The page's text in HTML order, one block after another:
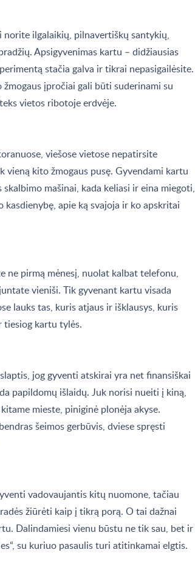
ilgalaikių, pilnavertiškų santykių,
Apsigyvenimas kartu – didžiausias
stačia galva ir tikrai nepasigailėsite.
įpročiai gali būti suderinami su
vietos ribotoje erdvėje.
viešose vietose nepatirsite
kito žmogaus pusę. Gyvendami kartu
mašinai, kada keliasi ir eina miegoti,
apie ką svajoja ir ko apskritai
ne pirmą mėnesį, nuolat kalbat telefonu,
vieniši. Tik gyvenant kartu visada
lauks tas, kuris atjaus ir išklausys, kuris
tiesiog kartu tylės.
jog gyventi atskirai yra net finansiškai
papildomų išlaidų. Juk norisi nueiti į kiną,
mieste, piniginė plonėja akyse.
šeimos gerbūvis, dviese spręsti
vadovaujantis kitų nuomone, tačiau
žiūrėti kaip į tikrą porą. O tai dažnai
Dalindamiesi vienu būstu ne tik sau, bet ir
su kuriuo pasaulis turi atitinkamai elgtis.